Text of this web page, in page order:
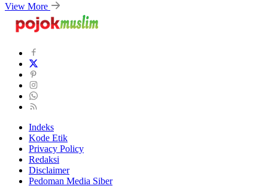
View More
Indeks
Kode Etik
Privacy Policy
Redaksi
Disclaimer
Pedoman Media Siber